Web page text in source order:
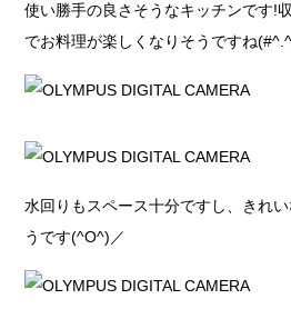
使い勝手の良さそうなキッチンです!
でお料理が楽しくなりそうですね
水回りもスペース十分ですし、きれ
うです(^O^)／